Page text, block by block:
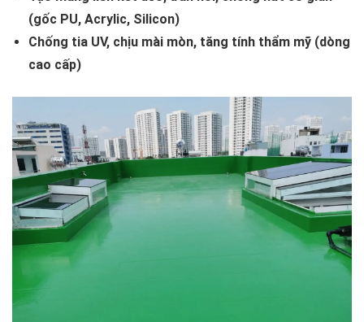
(gốc PU, Acrylic, Silicon)
Chống tia UV, chịu mài mòn, tăng tính thẩm mỹ (dòng
cao cấp)